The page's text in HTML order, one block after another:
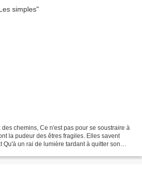
chemins, Ce n'est pas pour se soustraire à
la pudeur des êtres fragiles. Elles savent
Qu'à un rai de lumière tardant à quitter son